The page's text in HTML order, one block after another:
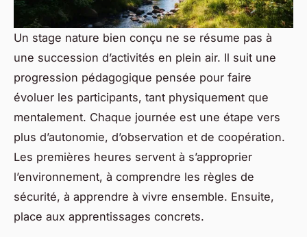
Un stage nature bien conçu ne se résume pas à
une succession d’activités en plein air. Il suit une
progression pédagogique pensée pour faire
évoluer les participants, tant physiquement que
mentalement. Chaque journée est une étape vers
plus d’autonomie, d’observation et de coopération.
Les premières heures servent à s’approprier
l’environnement, à comprendre les règles de
sécurité, à apprendre à vivre ensemble. Ensuite,
place aux apprentissages concrets.